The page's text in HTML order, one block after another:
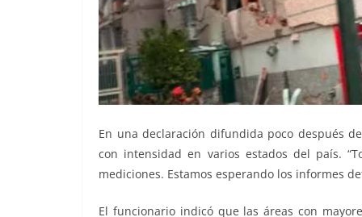
En una declaración difundida poco después
con intensidad en varios estados del país.
mediciones. Estamos esperando los informes
El funcionario indicó que las áreas con